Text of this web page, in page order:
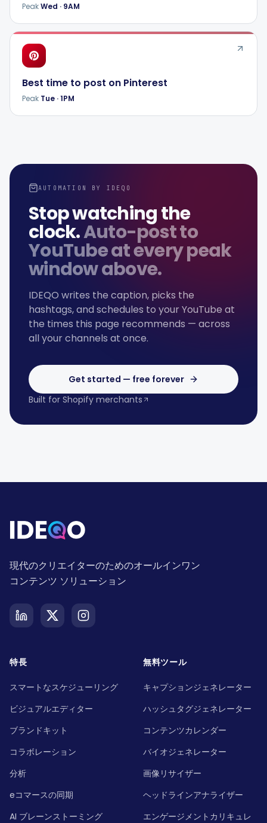
PeakWed · 9AM
Best time to post on Pinterest
Peak Tue ·1PM
AUTOMATION BY IDEQO
Stop watching the
clock.Auto-post to
YouTubeat every peak
window above.
IDEQO writes the caption, picks the
hashtags, and schedules to yourYouTube at
the times this page recommends — across
all your channels at once.
Get started — free forever
Built for Shopify merchants
現代のクリエイターのためのオールインワン
コンテンツ ソリューション
特長
スマートなスケジューリング
ビジュアルエディター
ブランドキット
コラボレーション
分析
eコマースの同期
AI ブレーンストーミング
無料ツール
キャプションジェネレーター
ハッシュタグジェネレーター
コンテンツカレンダー
バイオジェネレーター
画像リサイザー
ヘッドラインアナライザー
エンゲージメントカリキュレ